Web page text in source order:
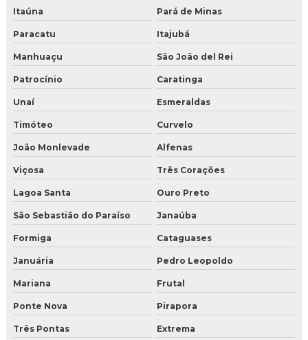
Molduras externa de isopor revestida de cimento
Molduras externas de cimento
Molduras externas para fachadas
Molduras externas para janelas
Molduras externas para residências
Molduras para fachadas
Molduras para fachadas de cimento
Molduras para fachadas em eps
Molduras para fachadas externas
Molduras para fachadas de muros
Molduras de isopor externa
Itaúna Pará de Minas
Paracatu Itajubá
Manhuaçu São João del Rei
Patrocínio Caratinga
Unaí Esmeraldas
Timóteo Curvelo
João Monlevade Alfenas
Viçosa Três Corações
Lagoa Santa Ouro Preto
São Sebastião do Paraíso Janaúba
Formiga Cataguases
Januária Pedro Leopoldo
Mariana Frutal
Ponte Nova Pirapora
Três Pontas Extrema